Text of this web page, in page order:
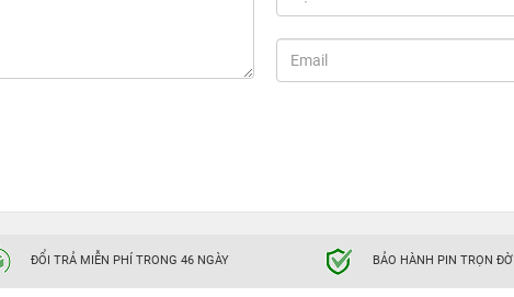
ĐỔI TRẢ MIỄN PHÍ TRONG 46 NGÀY BẢO HÀNH PIN TRỌN ĐỜI